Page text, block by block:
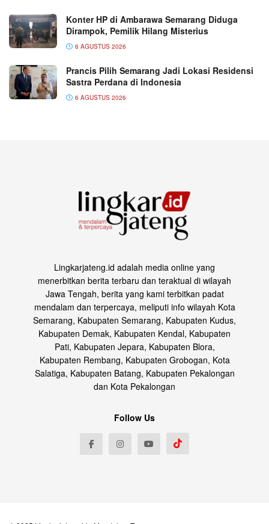
Konter HP di Ambarawa Semarang Diduga
Dirampok, Pemilik Hilang Misterius
6 AGUSTUS 2026
Prancis Pilih Semarang Jadi Lokasi Residensi
Sastra Perdana di Indonesia
6 AGUSTUS 2026
Lingkarjateng.id adalah media online yang
menerbitkan berita terbaru dan teraktual di wilayah
Jawa Tengah, berita yang kami terbitkan padat
mendalam dan terpercaya, meliputi info wilayah Kota
Semarang, Kabupaten Semarang, Kabupaten Kudus,
Kabupaten Demak, Kabupaten Kendal, Kabupaten
Pati, Kabupaten Jepara, Kabupaten Blora,
Kabupaten Rembang, Kabupaten Grobogan, Kota
Salatiga, Kabupaten Batang, Kabupaten Pekalongan
dan Kota Pekalongan
Follow Us